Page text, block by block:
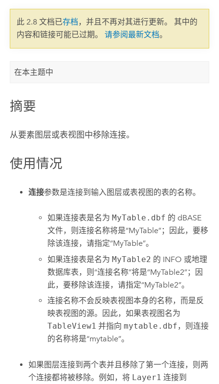
此 2.8 文档已存档，并且不再对其进行更新。 其中的
内容和链接可能已过期。 请参阅最新文档。
在本主题中
摘要
从要素图层或表视图 中移除连接。
使用情况
连接参数是连接到输入图层或表视图的表的名称。
如果连接表是名为MyTable.dbf 的 dBASE
文件，则连接名称将是“MyTable”；因此，要移
除该连接，请指定“MyTable”。
如果连接表是名为MyTable2 的 INFO 或地理
数据库表，则“连接名称”将是“MyTable2”；因
此，要移除该连接，请指定“MyTable2”。
连接名称不会反映表视图本身的名称，而是反
映表视图的源。因此，如果表视图名为
TableView1 并指向mytable.dbf，则连接
的名称将是“mytable”。
如果图层连接到两个表并且移除了第一个连接，则两
个连接都将被移除。例如，将 Layer1 连接到